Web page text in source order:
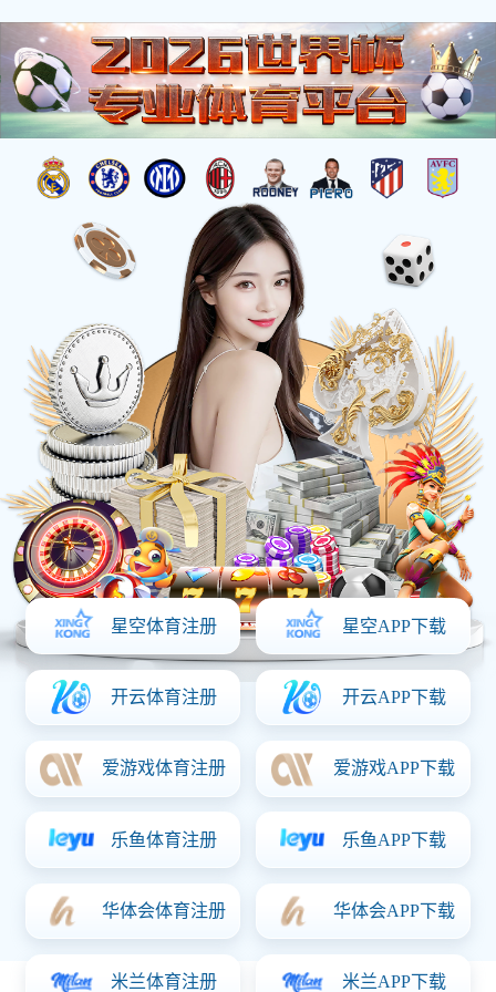
杰出工程
您的位置： 首页 工程荣誉>杰出工程
润德·锦城项目
荣获省优、市优奖项，建筑规模约9万平方米，于2019
年8月5日开工，2021年8月30日竣工。